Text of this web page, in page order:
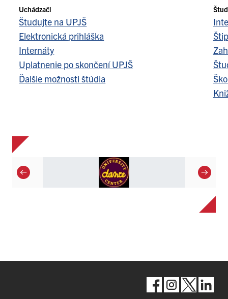
Uchádzači
Študujte na UPJŠ
Elektronická prihláška
Internáty
Uplatnenie po skončení UPJŠ
Ďalšie možnosti štúdia